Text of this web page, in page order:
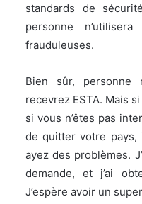
standards de
personne
frauduleuses.
Bien sûr, personne
recevrez ESTA. Mais
si vous n’êtes pas
de quitter votre
ayez des problèmes.
demande, et j’ai
J’espère avoir un